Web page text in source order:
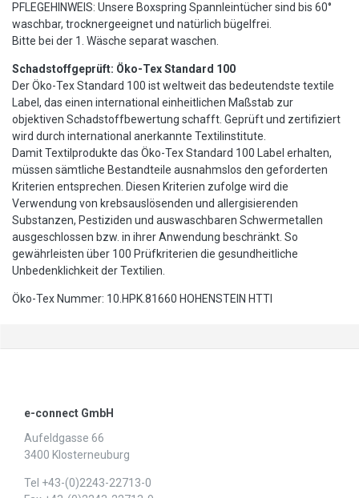
PFLEGEHINWEIS: Unsere Boxspring Spannleintücher sind bis 60°
waschbar, trocknergeeignet und natürlich bügelfrei.
Bitte bei der 1. Wäsche separat waschen.
Schadstoffgeprüft: Öko-Tex Standard 100
Der Öko-Tex Standard 100 ist weltweit das bedeutendste textile
Label, das einen international einheitlichen Maßstab zur
objektiven Schadstoffbewertung schafft. Geprüft und zertifiziert
wird durch international anerkannte Textilinstitute.
Damit Textilprodukte das Öko-Tex Standard 100 Label erhalten,
müssen sämtliche Bestandteile ausnahmslos den geforderten
Kriterien entsprechen. Diesen Kriterien zufolge wird die
Verwendung von krebsauslösenden und allergisierenden
Substanzen, Pestiziden und auswaschbaren Schwermetallen
ausgeschlossen bzw. in ihrer Anwendung beschränkt. So
gewährleisten über 100 Prüfkriterien die gesundheitliche
Unbedenklichkeit der Textilien.
Öko-Tex Nummer: 10.HPK.81660 HOHENSTEIN HTTI
e-connect GmbH
Aufeldgasse 66
3400 Klosterneuburg
Tel +43-(0)2243-22713-0